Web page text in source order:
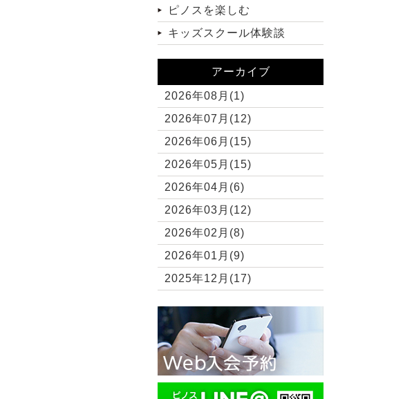
ピノスを楽しむ
キッズスクール体験談
アーカイブ
2026年08月(1)
2026年07月(12)
2026年06月(15)
2026年05月(15)
2026年04月(6)
2026年03月(12)
2026年02月(8)
2026年01月(9)
2025年12月(17)
2025年10月(11)
2025年09月(10)
2025年08月(7)
2025年07月(10)